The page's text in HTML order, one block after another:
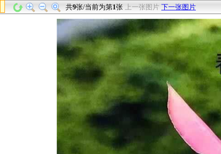
共9张/当前为第1张 上一张图片 下一张图片